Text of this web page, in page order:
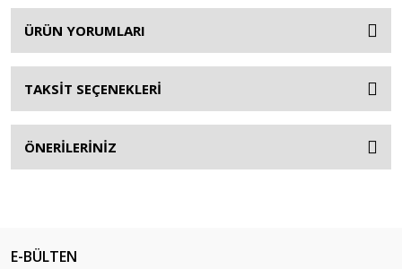
ÜRÜN YORUMLARI
TAKSİT SEÇENEKLERİ
ÖNERİLERİNİZ
E-BÜLTEN